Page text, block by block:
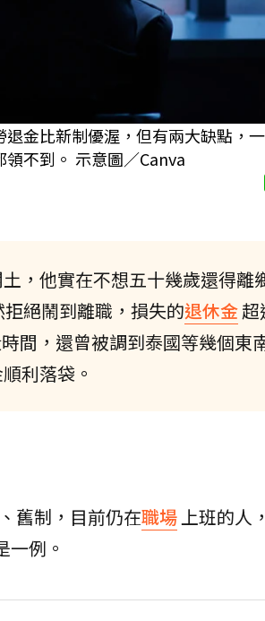
金比新制優渥，但有兩大缺點，
不到。 示意圖／Canva
，他實在不想五十幾歲還得離
絕鬧到離職，損失的退休金超
間，還曾被調到泰國等幾個東
利落袋。
舊制，目前仍在職場上班的人
例。